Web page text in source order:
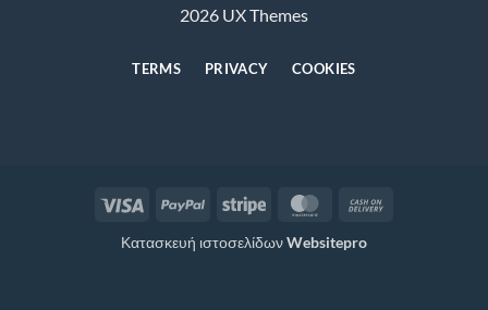
2026 UX Themes
TERMS PRIVACY COOKIES
Visa PayPal Stripe MasterCard
Κατασκευή ιστοσελίδωνWebsitepro